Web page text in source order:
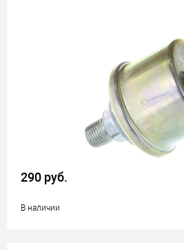
290 руб.
В наличии